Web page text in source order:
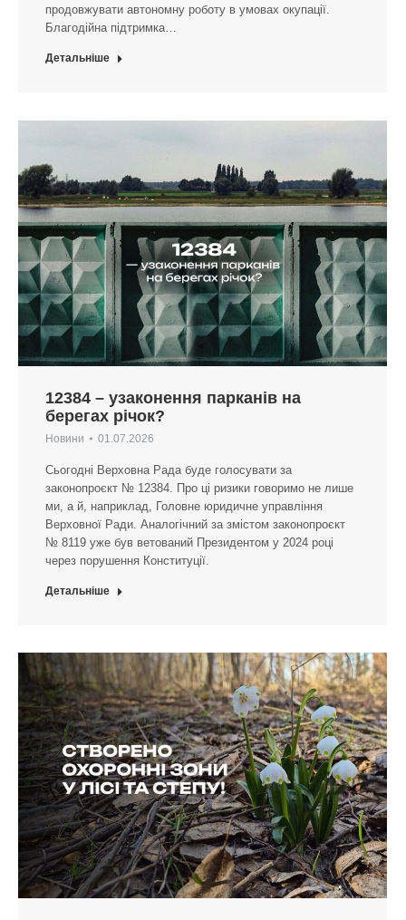
продовжувати автономну роботу в умовах окупації.
Благодійна підтримка…
Детальніше
12384 – узаконення парканів на
берегах річок?
Новини 01.07.2026
Сьогодні Верховна Рада буде голосувати за
законопроєкт № 12384. Про ці ризики говоримо не лише
ми, а й, наприклад, Головне юридичне управління
Верховної Ради. Аналогічний за змістом законопроєкт
№ 8119 уже був ветований Президентом у 2024 році
через порушення Конституції.
Детальніше